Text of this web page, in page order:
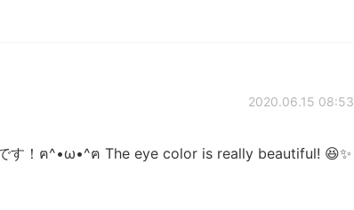
2020.06.15 08:53
す！ฅ^•ω•^ฅ The eye color is really beautiful! 😆✨